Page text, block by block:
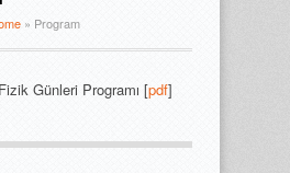
» Program
Günleri Programı [pdf]